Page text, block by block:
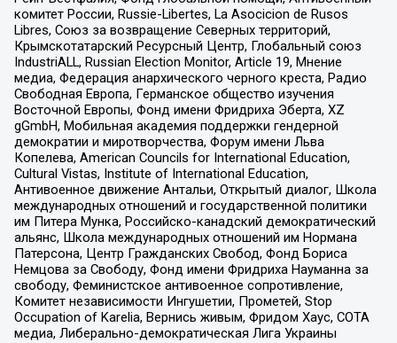
комитет России, Russie-Libertes, La Asocicion de Rusos
Libres, Союз за возвращение Северных территорий,
Крымскотатарский Ресурсный Центр, Глобальный союз
IndustriALL, Russian Election Monitor, Article 19, Мнение
медиа, Федерация анархического черного креста, Радио
Свободная Европа, Германское общество изучения
Восточной Европы, Фонд имени Фридриха Эберта, XZ
gGmbH, Мобильная академия поддержки гендерной
демократии и миротворчества, Форум имени Льва
Копелева, American Councils for International Education,
Cultural Vistas, Institute of International Education,
Антивоенное движение Антальи, Открытый диалог, Школа
международных отношений и государственной политики
им Питера Мунка, Российско-канадский демократический
альянс, Школа международных отношений им Нормана
Патерсона, Центр Гражданских Свобод, Фонд Бориса
Немцова за Свободу, Фонд имени Фридриха Науманна за
свободу, Феминистское антивоенное сопротивление,
Комитет независимости Ингушетии, Прометей, Stop
Occupation of Karelia, Вернись живым, Фридом Хаус, СОТА
медиа, Либерально-демократическая Лига Украины